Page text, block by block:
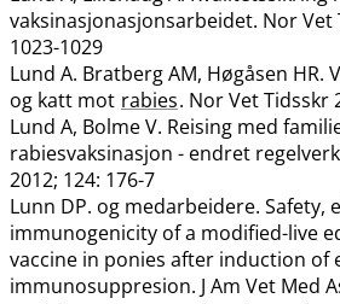
vaksinasjonasjonsarbeidet. Nor Vet
1023-1029
Lund A. Bratberg AM, Høgåsen HR.
og katt mot rabies. Nor Vet Tidsskr
Lund A, Bolme V. Reising med
rabiesvaksinasjon - endret
2012; 124: 176-7
Lunn DP. og medarbeidere. Safety,
immunogenicity of a modified-live
vaccine in ponies after induction of
immunosuppresion. J Am Vet Med